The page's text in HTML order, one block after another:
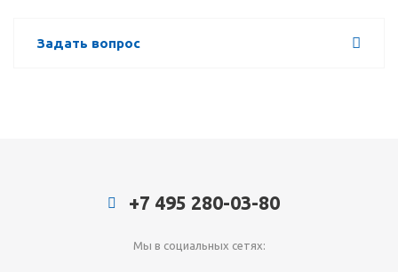
Задать вопрос
+7 495 280-03-80
Мы в социальных сетях: